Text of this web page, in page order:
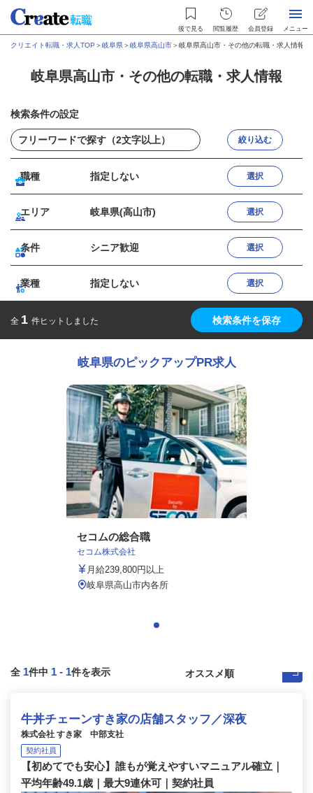
後で見る 閲覧履歴 会員登録 メニュー
クリエイト転職・求人TOP ＞岐阜県＞岐阜県高山市＞岐阜県高山市・その他の転職・求人情報
岐阜県高山市・その他の転職・求人情報
検索条件の設定
絞り込む
職種 指定しない 選択
エリア 岐阜県(高山市) 選択
条件 シニア歓迎 選択
業種 指定しない 選択
全 1 件ヒットしました 検索条件を保存
岐阜県のピックアップPR求人
セコムの総合職
セコム株式会社
月給239,800円以上
岐阜県高山市内各所
全 1件中 1 - 1件を表示
牛丼チェーンすき家の店舗スタッフ／深夜
株式会社 すき家 中部支社
契約社員
【初めてでも安心】誰もが覚えやすいマニュアル確立｜
平均年齢49.1歳｜最大9連休可｜契約社員